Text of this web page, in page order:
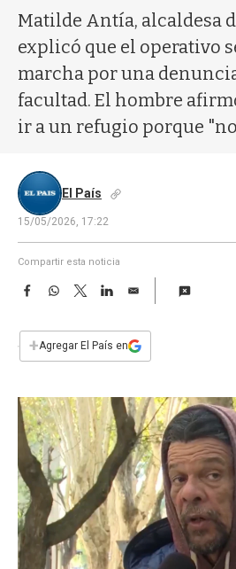
Matilde Antía, alcaldesa
explicó que el operativo
marcha por una
facultad. El hombre
ir a un refugio porque
El País
15/05/2026, 17:22
Compartir esta noticia
F
e
b
k
W
s
p
T
w
t
L
n
E
i
l
+Agregar El País en